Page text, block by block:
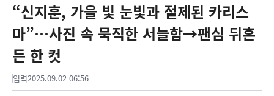
“신지훈, 가을 빛 눈빛과 절제된 카리스
마”…사진 속 묵직한 서늘함→팬심 뒤흔
든 한 컷
입력2025.09.02 06:56